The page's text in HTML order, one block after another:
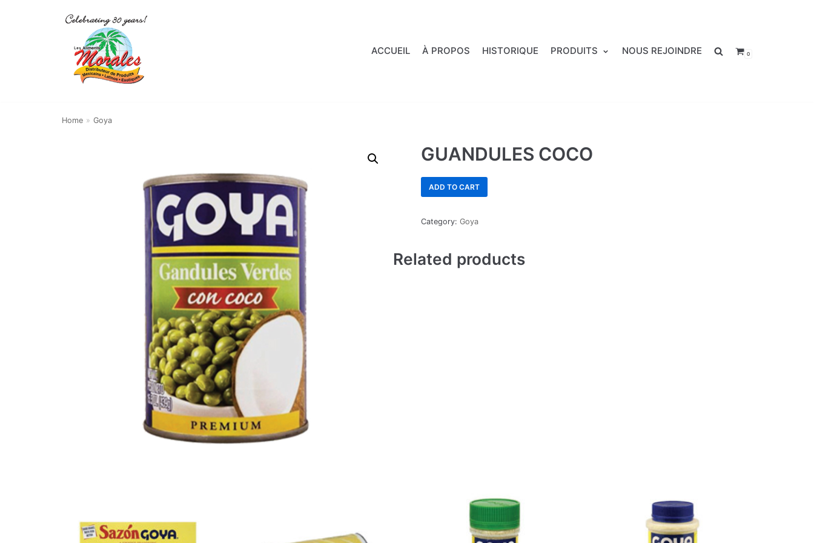
ACCUEIL À PROPOS HISTORIQUE PRODUITS NOUS REJOINDRE 0
Home » Goya
GUANDULES COCO
ADD TO CART
Category: Goya
Related products